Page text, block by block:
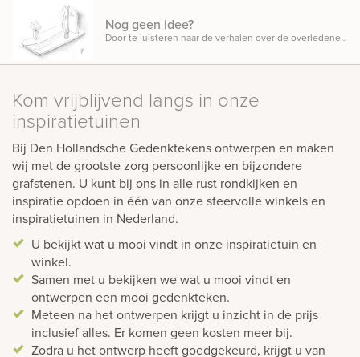
Nog geen idee?
Door te luisteren naar de verhalen over de overledene en uw wensen komen we samen tot een resultaat.
Kom vrijblijvend langs in onze
inspiratietuinen
Bij Den Hollandsche Gedenktekens ontwerpen en maken
wij met de grootste zorg persoonlijke en bijzondere
grafstenen. U kunt bij ons in alle rust rondkijken en
inspiratie opdoen in één van onze sfeervolle winkels en
inspiratietuinen in Nederland.
U bekijkt wat u mooi vindt in onze inspiratietuin en
winkel.
Samen met u bekijken we wat u mooi vindt en
ontwerpen een mooi gedenkteken.
Meteen na het ontwerpen krijgt u inzicht in de prijs
inclusief alles. Er komen geen kosten meer bij.
Zodra u het ontwerp heeft goedgekeurd, krijgt u van